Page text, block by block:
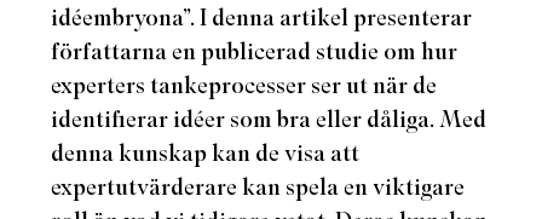
idéembryona”. I denna artikel presenterar
författarna en publicerad studie om hur
experters tankeprocesser ser ut när de
identifierar idéer som bra eller dåliga. Med
denna kunskap kan de visa att
expertutvärderare kan spela en viktigare